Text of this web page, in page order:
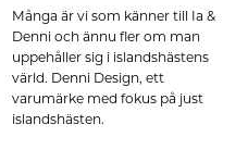
Många är vi som känner till Ia &
Denni och ännu fler om man
uppehåller sig i islandshästens
värld. Denni Design, ett
varumärke med fokus på just
islandshästen.